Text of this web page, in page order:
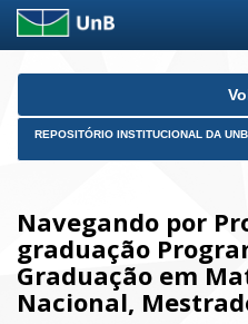
Skip
REPOSITÓRIO INSTITUCIONAL DA UNB
Navegando por
graduação
Graduação em
Nacional,